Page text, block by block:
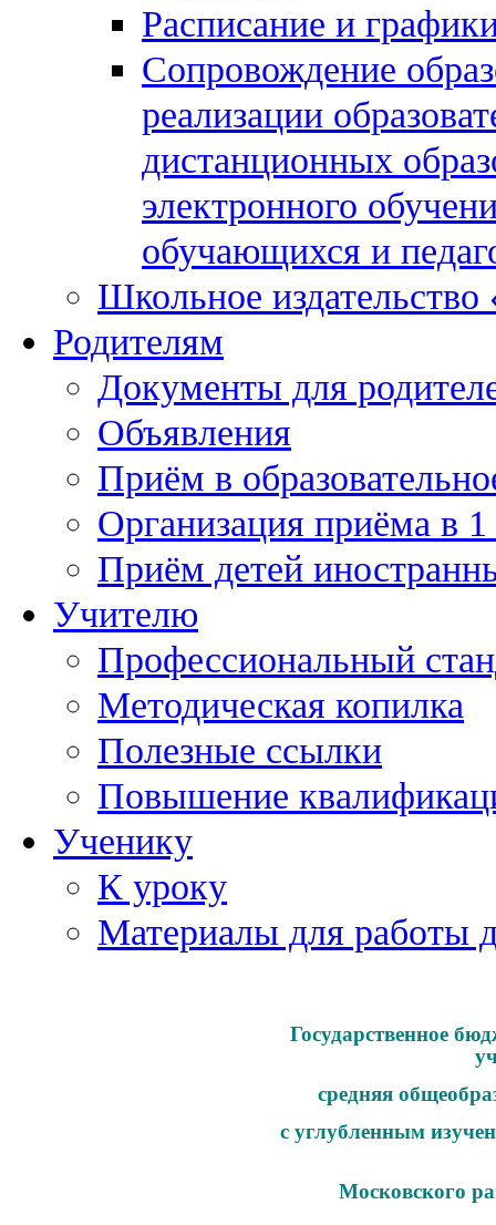
Расписание и
Сопровождение
реализации
дистанционных
электронного
обучающихся и
Школьное
Родителям
Документы для
Объявления
Приём в
Организация приёма в
Приём детей
Учителю
Профессиональный
Методическая копилка
Полезные ссылки
Повышение
Ученику
К уроку
Материалы для работы
Государственное
средняя
с углубленным
Московского